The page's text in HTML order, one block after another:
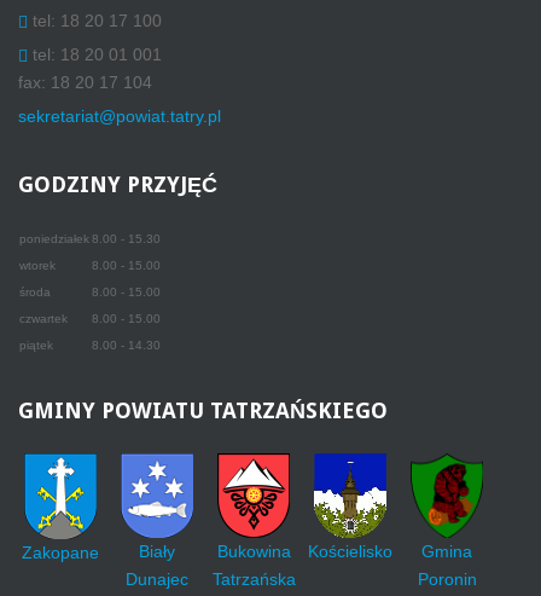
tel: 18 20 17 100
tel: 18 20 01 001
fax: 18 20 17 104
sekretariat@powiat.tatry.pl
GODZINY PRZYJĘĆ
poniedziałek
wtorek
środa
czwartek
piątek
8.00 - 15.30
8.00 - 15.00
8.00 - 15.00
8.00 - 15.00
8.00 - 14.30
GMINY POWIATU TATRZAŃSKIEGO
Zakopane
Biały
Dunajec
Bukowina
Tatrzańska
Kościelisko
Gmina
Poronin